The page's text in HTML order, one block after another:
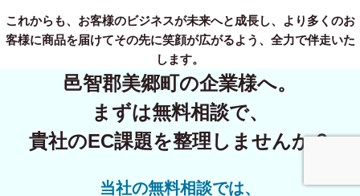
これからも、お客様のビジネスが未来へと成長し、より多くのお
客様に商品を届けてその先に笑顔が広がるよう、全力で伴走いた
します。
邑智郡美郷町の企業様へ。
まずは無料相談で、
貴社のEC課題を整理しませんか？
当社の無料相談では、